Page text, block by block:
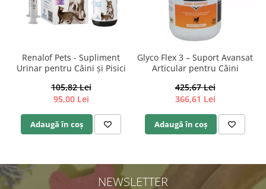
Renalof Pets - Supliment
Urinar pentru Câini și Pisici
105,82 Lei
95,00 Lei
Adaugă în coș
Glyco Flex 3 – Suport Avansat
Articular pentru Câini
425,67 Lei
366,61 Lei
Adaugă în coș
NEWSLETTER